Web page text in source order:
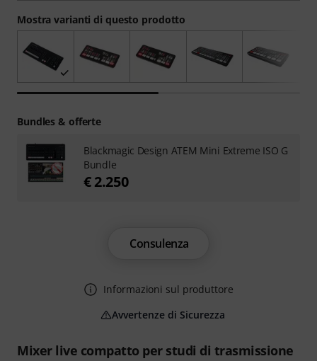
Mixer live compatto per studi di trasmissione
Mostra varianti di questo prodotto
Consulenza
Informazioni sul produttore
Avvertenze di Sicurezza
Bundles & offerte
Blackmagic Design ATEM Mini Extreme ISO G
Bundle
€ 2.250